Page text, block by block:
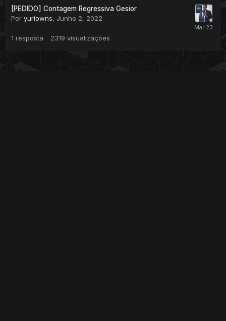
[PEDIDO] Contagem Regressiva Gesior
Por yuriowns, Junho 2, 2022
1 resposta 2319 visualizações